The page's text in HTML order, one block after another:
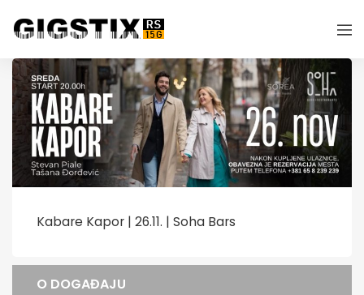
Kabare Kapor | 26.11. | Soha Bars
O DOGAĐAJU